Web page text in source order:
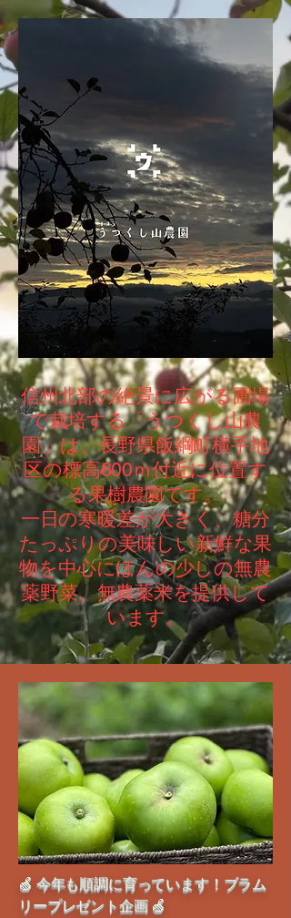
信州北部の絶景に広がる圃場
で栽培する「うつくし山農
園」は、長野県飯綱町横手地
区の標高600ｍ付近に位置す
る果樹農園です。
一日の寒暖差が大きく、糖分
たっぷりの美味しい新鮮な果
物を中心にほんの少しの無農
薬野菜、無農薬米を提供して
います。
🍏 今年も順調に育っています！ブラム
リープレゼント企画 🍏